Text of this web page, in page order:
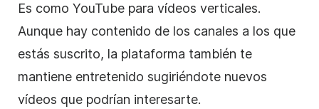
Es como YouTube para vídeos verticales.
Aunque hay contenido de los canales a los que
estás suscrito, la plataforma también te
mantiene entretenido sugiriéndote nuevos
vídeos que podrían interesarte.